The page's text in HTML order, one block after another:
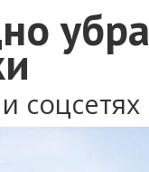
соцсетях